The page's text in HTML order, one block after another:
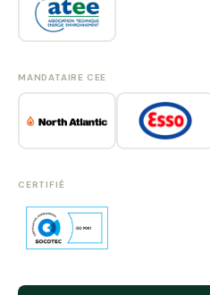
MANDATAIRE CEE
CERTIFIÉ